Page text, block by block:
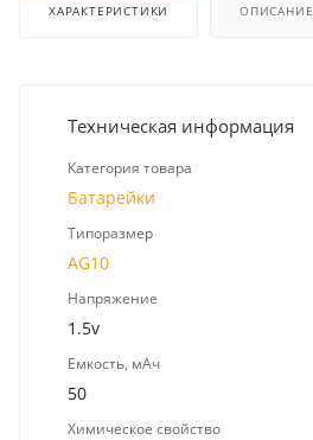
ХАРАКТЕРИСТИКИ ОПИСАНИЕ
Техническая информация
Категория товара
Батарейки
Типоразмер
AG10
Напряжение
1.5v
Емкость, мАч
50
Химическое свойство